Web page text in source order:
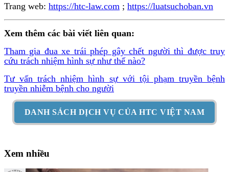
Trang web: https://htc-law.com ; https://luatsuchoban.vn
Xem thêm các bài viết liên quan:
Tham gia đua xe trái phép gây chết người thì được truy
cứu trách nhiệm hình sự như thế nào?
Tư vấn trách nhiệm hình sự với tội phạm truyền bệnh
truyền nhiễm bệnh cho người
DANH SÁCH DỊCH VỤ CỦA HTC VIỆT NAM
Xem nhiều